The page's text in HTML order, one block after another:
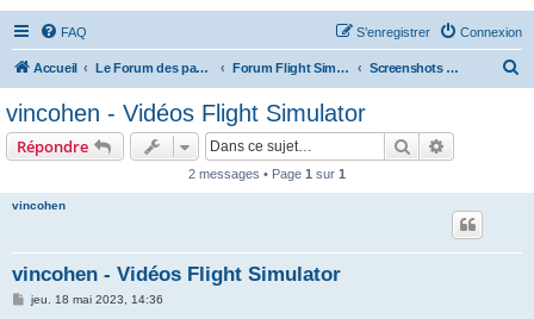
FAQ Connexion
S’enregistrer
Accueil Le Forum des passionnés d'aviation Forum Flight Simulator Screenshots et vidéos
vincohen - Vidéos Flight Simulator
Répondre Rechercher
2 messages • Page 1 sur 1
vincohen
vincohen - Vidéos Flight Simulator
Mjeu. 18 mai 2023, 14:36